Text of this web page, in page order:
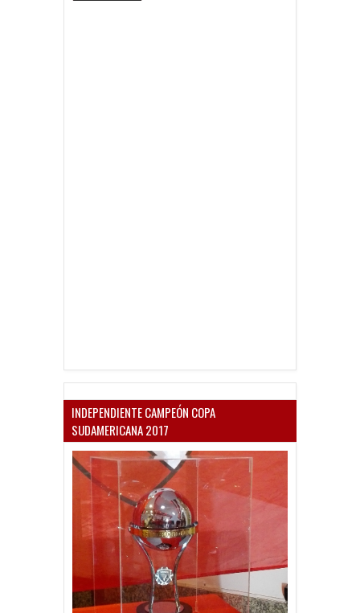
INDEPENDIENTE CAMPEÓN COPA
SUDAMERICANA 2017